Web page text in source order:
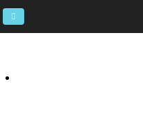
Музейные фонды